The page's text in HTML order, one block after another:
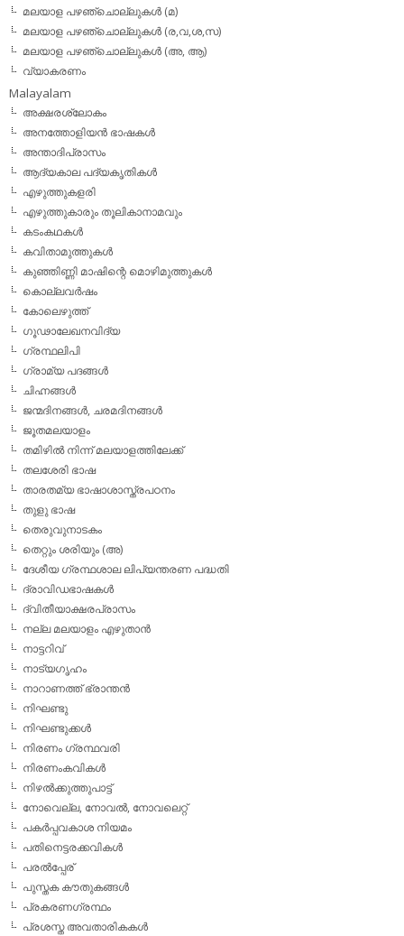
മലയാള പഴഞ്ചൊല്ലുകള്‍ (മ)
മലയാള പഴഞ്ചൊല്ലുകള്‍ (ര,വ,ശ,സ)
മലയാള പഴഞ്ചൊല്ലുകൾ (അ, ആ)
വ്യാകരണം
Malayalam
അക്ഷരശ്ലോകം
അനത്തോളിയന്‍ ഭാഷകള്‍
അന്താദിപ്രാസം
ആദ്യകാല പദ്യകൃതികള്‍
എഴുത്തുകളരി
എഴുത്തുകാരും തൂലികാനാമവും
കടംകഥകള്‍
കവിതാമുത്തുകള്‍
കുഞ്ഞിണ്ണി മാഷിന്റെ മൊഴിമുത്തുകള്‍
കൊല്ലവര്‍ഷം
കോലെഴുത്ത്
ഗൂഢാലേഖനവിദ്യ
ഗ്രന്ഥലിപി
ഗ്രാമ്യ പദങ്ങള്‍
ചിഹ്നങ്ങള്‍
ജന്മദിനങ്ങള്‍, ചരമദിനങ്ങള്‍
ജൂതമലയാളം
തമിഴില്‍ നിന്ന് മലയാളത്തിലേക്ക്
തലശേരി ഭാഷ
താരതമ്യ ഭാഷാശാസ്ത്രപഠനം
തുളു ഭാഷ
തെരുവുനാടകം
തെറ്റും ശരിയും (അ)
ദേശീയ ഗ്രന്ഥശാല ലിപ്യന്തരണ പദ്ധതി
ദ്രാവിഡഭാഷകള്‍
ദ്വിതീയാക്ഷരപ്രാസം
നല്ല മലയാളം എഴുതാന്‍
നാട്ടറിവ്
നാട്യഗൃഹം
നാറാണത്ത് ഭ്രാന്തന്‍
നിഘണ്ടു
നിഘണ്ടുക്കള്‍
നിരണം ഗ്രന്ഥവരി
നിരണംകവികള്‍
നിഴല്‍ക്കുത്തുപാട്ട്
നോവെല്ല, നോവല്‍, നോവലെറ്റ്
പകര്‍പ്പവകാശ നിയമം
പതിനെട്ടരക്കവികള്‍
പരല്‍പ്പേര്
പുസ്തക കൗതുകങ്ങള്‍
പ്രകരണഗ്രന്ഥം
പ്രശസ്ത അവതാരികകള്‍